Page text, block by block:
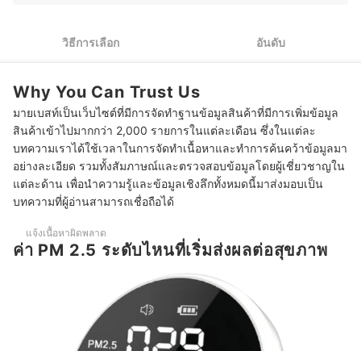
4 ตรวจสอบหน้าจอและรูปแบบการแสดงผล เพื่อให้อ่านค่าได้ง่าย
5 พิจารณารูปแบบการใช้พลังงาน เพื่อความสะดวกในการใช้งาน
10 เครื่องวัด PM 2.5 ยี่ห้อไหนดี วัดแม่นยำ มาตรฐาน
ค่า PM 2.5 ระดับไหนที่เริ่มส่งผลต่อสุขภาพ
ควรวางเครื่องวัด PM 2.5 ไว้บริเวณใดของบ้าน
เครื่องวัด PM 2.5 สามารถวัดค่าอะไรได้บ้างนอกจากฝุ่น
บทความที่เกี่ยวข้องกับเครื่องวัด PM 2.5
วิธีการเลือก อันดับ
Why You Can Trust Us
มายเบสท์เป็นเว็บไซต์ที่มีการจัดทำฐานข้อมูลสินค้าที่มีการเพิ่มข้อมูล
สินค้าเข้าไปมากกว่า 2,000 รายการในแต่ละเดือน ซึ่งในแต่ละ
บทความเราได้ใช้เวลาในการจัดทำเนื้อหาและทำการค้นคว้าข้อมูลมา
อย่างละเอียด รวมทั้งสัมภาษณ์และตรวจสอบข้อมูลโดยผู้เชี่ยวชาญใน
แต่ละด้าน เพื่อนำความรู้และข้อมูลเชิงลึกทั้งหมดนี้มาส่งมอบเป็น
บทความที่ผู้อ่านสามารถเชื่อถือได้
แจ้งเนื้อหาผิดพลาด
ค่า PM 2.5 ระดับไหนที่เริ่มส่งผลต่อสุขภาพ